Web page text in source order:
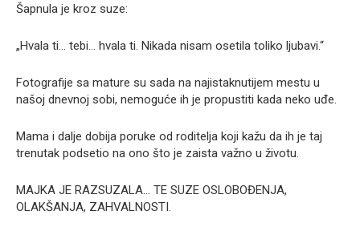
Šapnula je kroz suze:
„Hvala ti… tebi… hvala ti. Nikada nisam osetila toliko ljubavi.“
Fotografije sa mature su sada na najistaknutijem mestu u
našoj dnevnoj sobi, nemoguće ih je propustiti kada neko uđe.
Mama i dalje dobija poruke od roditelja koji kažu da ih je taj
trenutak podsetio na ono što je zaista važno u životu.
MAJKA JE RAZSUZALA… TE SUZE OSLOBOĐENJA,
OLAKŠANJA, ZAHVALNOSTI.